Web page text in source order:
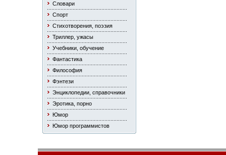
Словари
Спорт
Стихотворения, поэзия
Триллер, ужасы
Учебники, обучение
Фантастика
Философия
Фэнтези
Энциклопедии, справочники
Эротика, порно
Юмор
Юмор программистов